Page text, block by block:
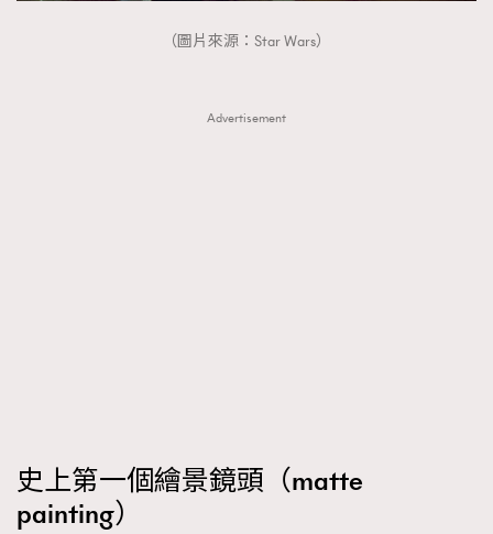
（圖片來源：Star Wars）
Advertisement
史上第一個繪景鏡頭（matte
painting）